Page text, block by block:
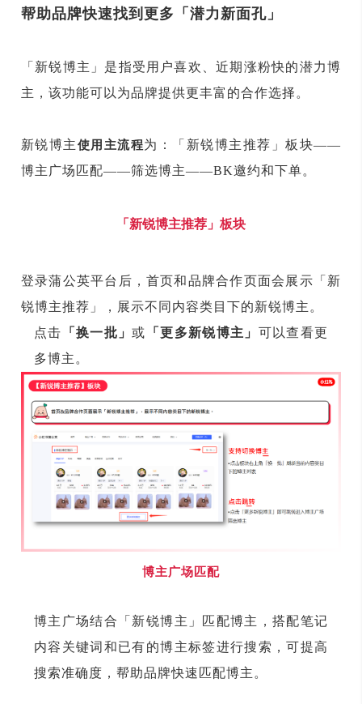
帮助品牌快速找到更多「潜力新面孔」
「新锐博主」是指受用户喜欢、近期涨粉快的潜力博
主，该功能可以为品牌提供更丰富的合作选择。
新锐博主使用主流程为：「新锐博主推荐」板块——
博主广场匹配——筛选博主——BK邀约和下单。
「新锐博主推荐」板块
登录蒲公英平台后，首页和品牌合作页面会展示「新
锐博主推荐」，展示不同内容类目下的新锐博主。
点击
「换一批」或 「更多新锐博主」 可以查看更
多博主。
博主广场匹配
博主广场结合「新锐博主」匹配博主，搭配笔记
内容关键词和已有的博主标签进行搜索，可提高
搜索准确度，帮助品牌快速匹配博主。